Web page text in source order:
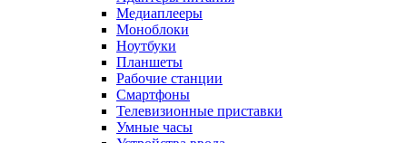
Медиаплееры
Моноблоки
Ноутбуки
Планшеты
Рабочие станции
Смартфоны
Телевизионные приставки
Умные часы